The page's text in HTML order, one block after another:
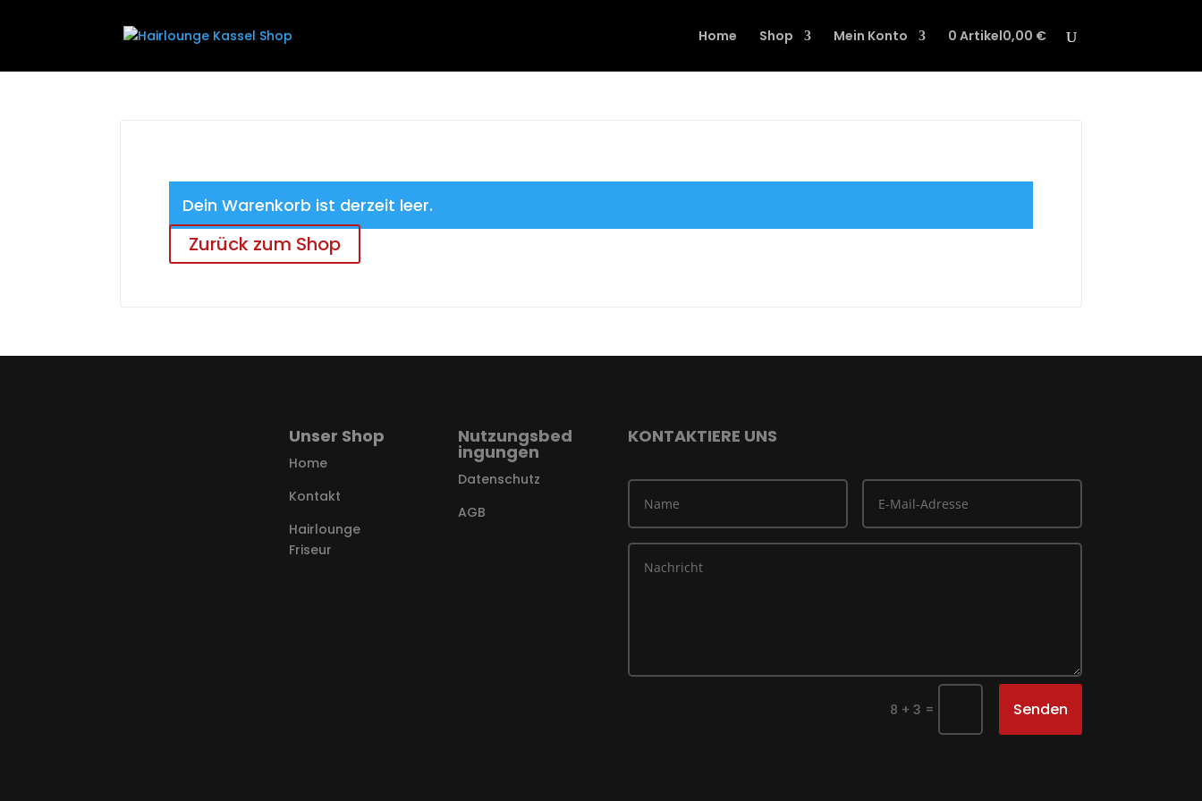
Home Shop Mein Konto 0 Artikel0,00 €
Dein Warenkorb ist derzeit leer.
Zurück zum Shop
Unser Shop
Home
Kontakt
Hairlounge
Friseur
Nutzungsbed
ingungen
Datenschutz
AGB
KONTAKTIERE UNS
8 + 3 = Senden